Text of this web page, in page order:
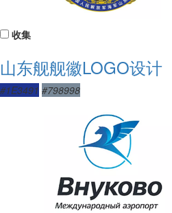
收集
山东舰舰徽LOGO设计
#1E3491 #798998